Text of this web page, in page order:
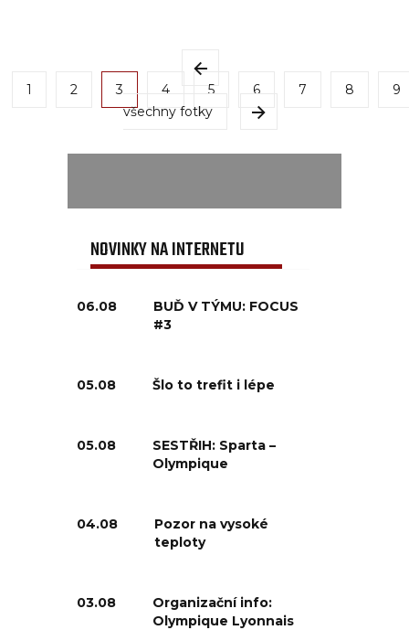
1 2 3 4 5 6 7 8
9
všechny fotky
NOVINKY NA INTERNETU
06.08
BUĎ V TÝMU: FOCUS
#3
05.08 Šlo to trefit i lépe
05.08
SESTŘIH: Sparta –
Olympique
04.08
Pozor na vysoké
teploty
03.08
Organizační info:
Olympique Lyonnais